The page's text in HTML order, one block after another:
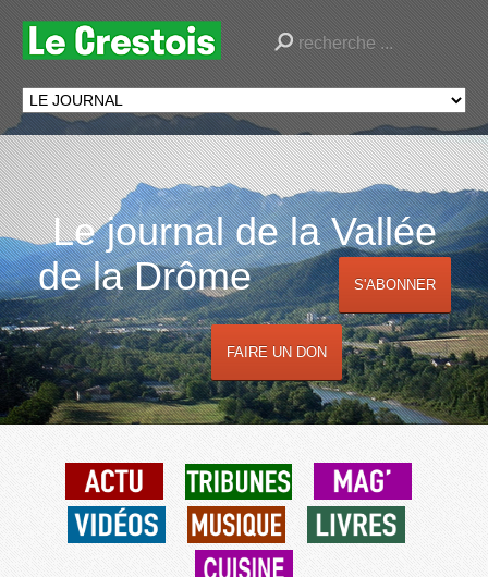
Le journal de la Vallée
de la Drôme
S'ABONNER
FAIRE UN DON